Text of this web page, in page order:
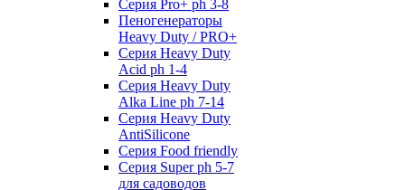
Серия Pro+ ph 3-8
Пеногенераторы
Heavy Duty / PRO+
Серия Heavy Duty
Acid ph 1-4
Серия Heavy Duty
Alka Line ph 7-14
Серия Heavy Duty
AntiSilicone
Серия Food friendly
Серия Super ph 5-7
для садоводов